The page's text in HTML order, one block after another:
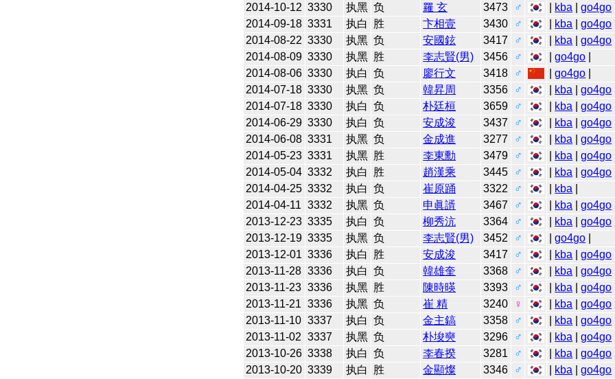
2014-10-12 3330 执黑 负 羅 玄 3473 ♂ kba |go4go
2014-09-18 3331 执白 胜 卞相壹 3430 ♂ kba |go4go
2014-08-22 3330 执黑 负 安國鉉 3417 ♂ kba |go4go
2014-08-09 3330 执黑 胜 李志賢(男) 3456 ♂ |go4go
2014-08-06 3330 执白 负 廖行文 3418 ♂ |go4go
2014-07-18 3330 执黑 负 韓昇周 3356 ♂ kba |go4go
2014-07-18 3330 执白 负 朴廷桓 3659 ♂ kba |go4go
2014-06-29 3330 执白 负 安成浚 3437 ♂ kba |go4go
2014-06-08 3331 执黑 负 金成進 3277 ♂ kba |go4go
2014-05-23 3331 执黑 胜 李東勳 3479 ♂ kba |go4go
2014-05-04 3332 执白 胜 趙漢乘 3445 ♂ kba |go4go
2014-04-25 3332 执白 负 崔原踊 3322 ♂ kba
2014-04-11 3332 执黑 负 申眞諝 3467 ♂ kba |go4go
2013-12-23 3335 执白 负 柳秀沆 3364 ♂ kba |go4go
2013-12-19 3335 执黑 负 李志賢(男) 3452 ♂ |go4go
2013-12-01 3336 执白 胜 安成浚 3417 ♂ kba |go4go
2013-11-28 3336 执白 负 韓雄奎 3368 ♂ kba |go4go
2013-11-23 3336 执黑 胜 陳時暎 3393 ♂ kba |go4go
2013-11-21 3336 执黑 负 崔 精 3240 ♀ kba |go4go
2013-11-10 3337 执白 负 金主鎬 3358 ♂ kba |go4go
2013-11-02 3337 执黑 负 朴埈奭 3296 ♂ kba |go4go
2013-10-26 3338 执白 负 李春揆 3281 ♂ kba |go4go
2013-10-20 3339 执白 胜 金顯燦 3346 ♂ kba |go4go